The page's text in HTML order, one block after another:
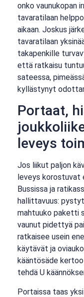
onko vaunukopan
tavaratilaan
aikaan. Joskus
tavaratilaan
takapenkille
että ratkaisu
sateessa,
kyllästynyt
Portaat,
leveys
Jos liikut paljon
leveys korostuvat
Bussissa ja
hallittavuus:
mahtuuko paketti
vaunut pidettyä
ratkaisee usein
käytävät ja
kääntösäde
tehdä U
Portaissa taas